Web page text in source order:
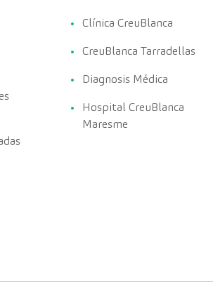
Clínica CreuBlanca
CreuBlanca Tarradellas
Diagnosis Médica
Hospital CreuBlanca
Maresme